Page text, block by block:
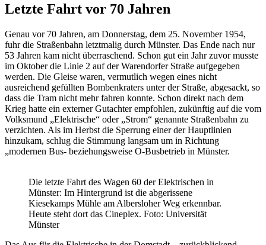
Letzte Fahrt vor 70 Jahren
Genau vor 70 Jahren, am Donnerstag, dem 25. November 1954,
fuhr die Straßenbahn letztmalig durch Münster. Das Ende nach nur
53 Jahren kam nicht überraschend. Schon gut ein Jahr zuvor musste
im Oktober die Linie 2 auf der Warendorfer Straße aufgegeben
werden. Die Gleise waren, vermutlich wegen eines nicht
ausreichend gefüllten Bombenkraters unter der Straße, abgesackt, so
dass die Tram nicht mehr fahren konnte. Schon direkt nach dem
Krieg hatte ein externer Gutachter empfohlen, zukünftig auf die vom
Volksmund „Elektrische“ oder „Strom“ genannte Straßenbahn zu
verzichten. Als im Herbst die Sperrung einer der Hauptlinien
hinzukam, schlug die Stimmung langsam um in Richtung
„modernen Bus- beziehungsweise O-Busbetrieb in Münster.
Die letzte Fahrt des Wagen 60 der Elektrischen in
Münster: Im Hintergrund ist die abgerissene
Kiesekamps Mühle am Albersloher Weg erkennbar.
Heute steht dort das Cineplex. Foto: Universität
Münster